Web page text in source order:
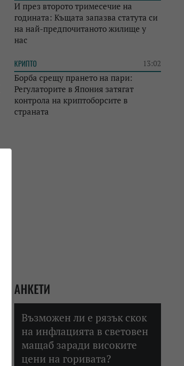
И през второто тримесечие на
годината: Къщата запазва статута си
на най-предпочитаното жилище у
нас
КРИПТО 13:02
Борба срещу прането на пари:
Регулаторите в Япония затягат
контрола на криптоборсите в
страната
АНКЕТИ
Възможен ли е рязък скок
на инфлацията в световен
мащаб заради високите
цени на горивата?